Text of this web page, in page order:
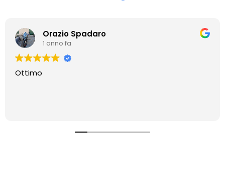
Orazio Spadaro
1 anno fa
Ottimo